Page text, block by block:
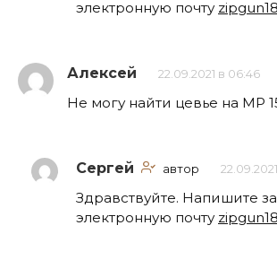
электронную почту
Алексей 22.09.2021 в 06:46
Не могу найти цевье на МР
Сергей автор
Здравствуйте. Напишите
электронную почту